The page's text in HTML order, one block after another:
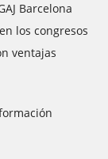
Barcelona
los congresos
ventajas